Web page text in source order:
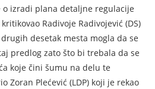
o izradi plana detaljne regulacije
Radivoje Radivojević (DS)
desetak mesta mogla da se
predlog zato što bi trebala da se
koje čini šumu na delu te
Zoran Plećević (LDP) koji je rekao